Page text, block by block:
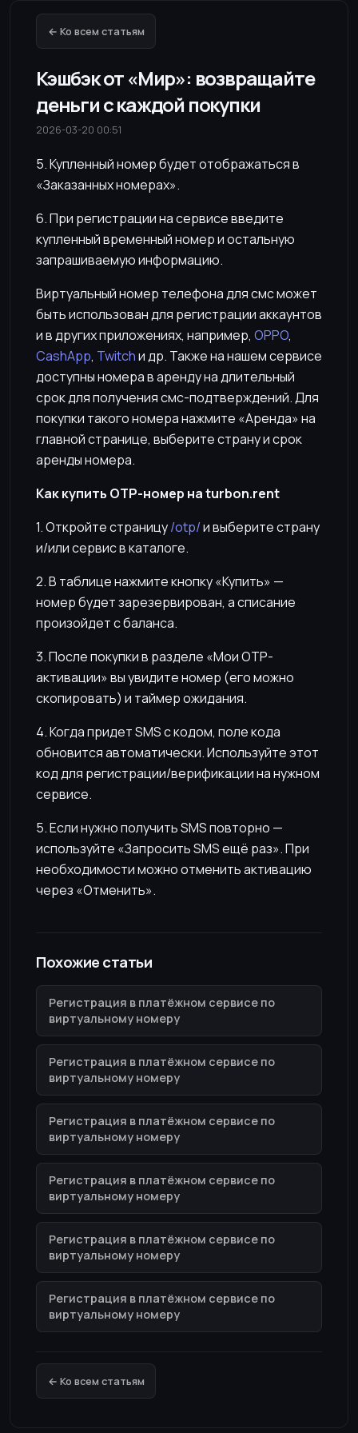
← Ко всем статьям
Кэшбэк от «Мир»: возвращайте
деньги с каждой покупки
2026-03-20 00:51
5. Купленный номер будет отображаться в
«Заказанных номерах».
6. При регистрации на сервисе введите
купленный временный номер и остальную
запрашиваемую информацию.
Виртуальный номер телефона для смс может
быть использован для регистрации аккаунтов
и в других приложениях, например, OPPO,
CashApp, Twitchи др. Также на нашем сервисе
доступны номера в аренду на длительный
срок для получения смс-подтверждений. Для
покупки такого номера нажмите «Аренда» на
главной странице, выберите страну и срок
аренды номера.
Как купить OTP-номер на turbon.rent
1. Откройте страницу/otp/и выберите страну
и/или сервис в каталоге.
2. В таблице нажмите кнопку «Купить» —
номер будет зарезервирован, а списание
произойдет с баланса.
3. После покупки в разделе «Мои OTP-
активации» вы увидите номер (его можно
скопировать) и таймер ожидания.
4. Когда придет SMS с кодом, поле кода
обновится автоматически. Используйте этот
код для регистрации/верификации на нужном
сервисе.
5. Если нужно получить SMS повторно —
используйте «Запросить SMS ещё раз». При
необходимости можно отменить активацию
через «Отменить».
Похожие статьи
Регистрация в платёжном сервисе по
виртуальному номеру
Регистрация в платёжном сервисе по
виртуальному номеру
Регистрация в платёжном сервисе по
виртуальному номеру
Регистрация в платёжном сервисе по
виртуальному номеру
Регистрация в платёжном сервисе по
виртуальному номеру
Регистрация в платёжном сервисе по
виртуальному номеру
← Ко всем статьям